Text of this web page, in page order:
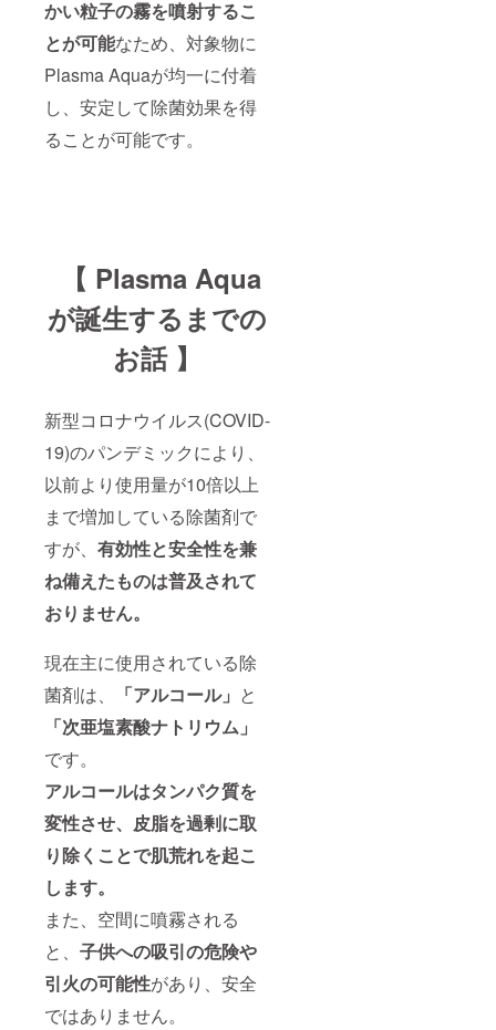
かい粒子の霧を噴射するこ
とが可能なため、対象物に
Plasma Aquaが均一に付着
し、安定して除菌効果を得
ることが可能です。
【 Plasma Aqua
が誕生するまでの
お話 】
新型コロナウイルス(COVID-
19)のパンデミックにより、
以前より使用量が10倍以上
まで増加している除菌剤で
すが、 有効性と安全性を兼
ね備えたものは普及されて
おりません。
現在主に使用されている除
菌剤は、
「アルコール」 と
「次亜塩素酸ナトリウム」
です。
アルコールはタンパク質を
変性させ、 皮脂を過剰に取
り除くことで肌荒れを起こ
します。
また、空間に噴霧される
と、 子供への吸引の危険や
引火の可能性があり、安全
ではありません。